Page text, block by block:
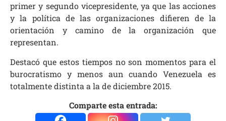
primer y segundo vicepresidente, ya que las acciones
y la política de las organizaciones difieren de la
orientación y camino de la organización que
representan.
Destacó que estos tiempos no son momentos para el
burocratismo y menos aun cuando Venezuela es
totalmente distinta a la de diciembre 2015.
Comparte esta entrada: